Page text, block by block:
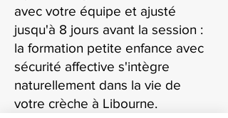
avec votre équipe et ajusté
jusqu'à 8 jours avant la session :
la formation petite enfance avec
sécurité affective s'intègre
naturellement dans la vie de
votre crèche à Libourne.